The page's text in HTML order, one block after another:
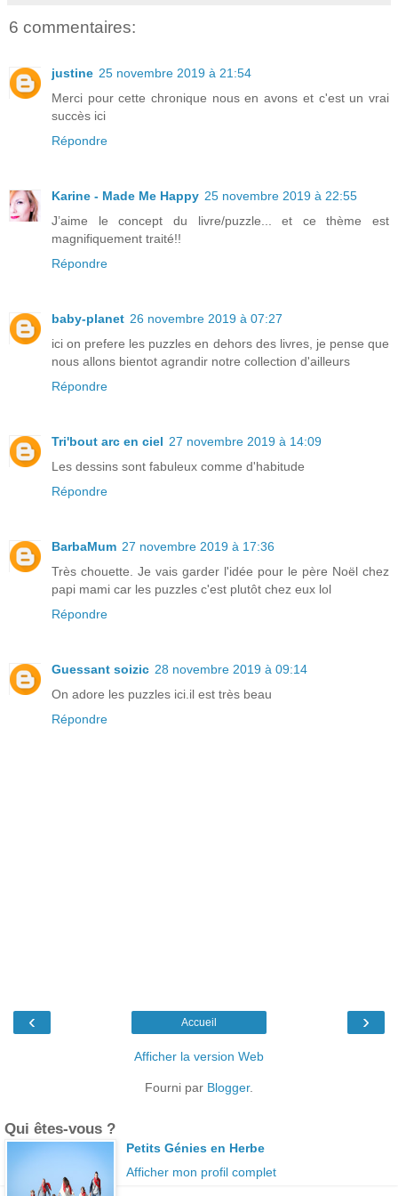
6 commentaires:
justine 25 novembre 2019 à 21:54
Merci pour cette chronique nous en avons et c'est un vrai
succès ici
Répondre
Karine - Made Me Happy 25 novembre 2019 à 22:55
J’aime le concept du livre/puzzle... et ce thème est
magnifiquement traité!!
Répondre
baby-planet 26 novembre 2019 à 07:27
ici on prefere les puzzles en dehors des livres, je pense que
nous allons bientot agrandir notre collection d'ailleurs
Répondre
Tri'bout arc en ciel 27 novembre 2019 à 14:09
Les dessins sont fabuleux comme d'habitude
Répondre
BarbaMum 27 novembre 2019 à 17:36
Très chouette. Je vais garder l'idée pour le père Noël chez
papi mami car les puzzles c'est plutôt chez eux lol
Répondre
Guessant soizic 28 novembre 2019 à 09:14
On adore les puzzles ici.il est très beau
Répondre
‹ ›
Accueil
Afficher la version Web
Fourni par Blogger.
Qui êtes-vous ?
Petits Génies en Herbe
Afficher mon profil complet